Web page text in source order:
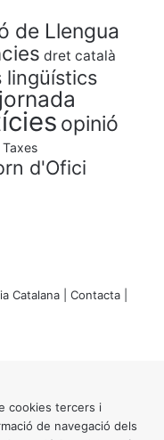
de Llengua
dret català
lingüístics
jornada
opinió
Taxes
d'Ofici
Catalana | Contacta
cookies tercers i
de navegació dels